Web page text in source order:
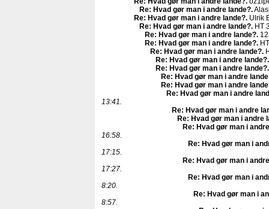
Re: Hvad gør man i andre lande?.
Re: Hvad gør man i andre lande?. Ulrik
Re: Hvad gør man i andre lande?. HT
Re: Hvad gør man i andre lande?.
Re: Hvad gør man i andre lande?.
Re: Hvad gør man i andre lande?.
Re: Hvad gør man i andre lande?.
Re: Hvad gør man i andre lande?.
Re: Hvad gør man i andre
Re: Hvad gør man i andre
Re: Hvad gør man i andre
13:41.
Re: Hvad gør man i andre
Re: Hvad gør man i andre
Re: Hvad gør man i
16:58.
Re: Hvad gør man i
17:15.
Re: Hvad gør man i
17:27.
Re: Hvad gør man i
8:20.
Re: Hvad gør man i
8:57.